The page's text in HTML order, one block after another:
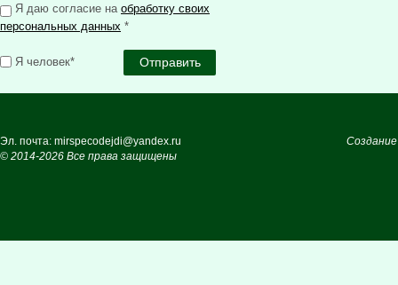
Я даю согласие на обработку своих
персональных данных *
Я человек*
Эл. почта: mirspecodejdi@yandex.ru
© 2014-2026 Все права защищены